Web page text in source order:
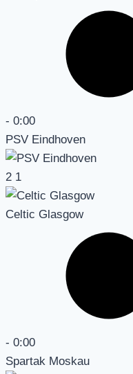
- 0:00
PSV Eindhoven
2 1
Celtic Glasgow
- 0:00
Spartak Moskau